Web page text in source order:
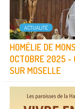
ACTUALITÉ
HOMÉLIE DE
OCTOBRE 2025 -
SUR MOSELLE